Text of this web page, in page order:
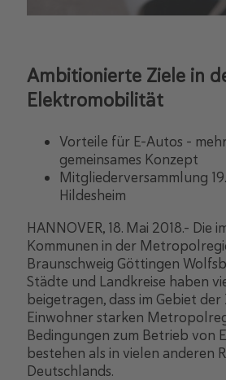
Ambitionierte Ziele in
Elektromobilität
Vorteile für E-Autos –
gemeinsames Konzept
Mitgliederversammlung
Hildesheim
HANNOVER, 18. Mai 2018.- Die
Kommunen in der
Braunschweig Göttingen
Städte und Landkreise haben
beigetragen, dass im Gebiet
Einwohner starken
Bedingungen zum Betrieb von
bestehen als in vielen anderen
Deutschlands.